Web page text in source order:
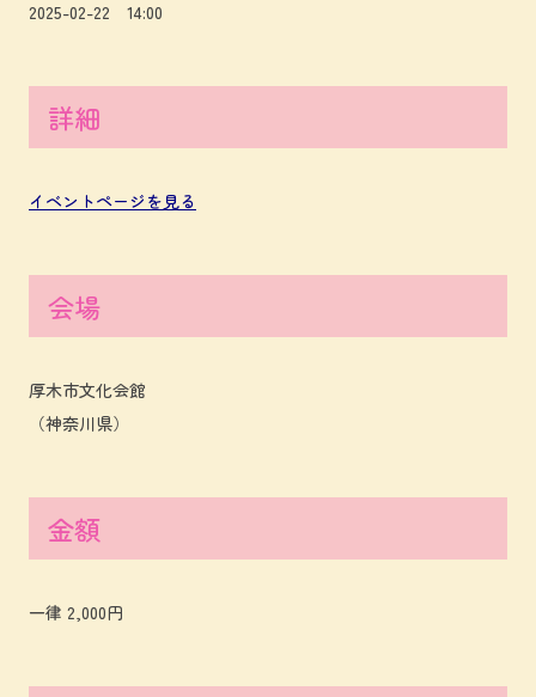
2025-02-22 14:00
詳細
イベントページを見る
会場
厚木市文化会館
（神奈川県）
金額
一律 2,000円